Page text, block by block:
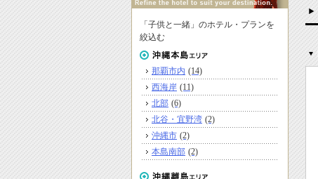
「子供と一緒」のホテル・プランを
絞込む
那覇市内 (14)
西海岸 (11)
北部 (6)
北谷・宜野湾 (2)
沖縄市 (2)
本島南部 (2)